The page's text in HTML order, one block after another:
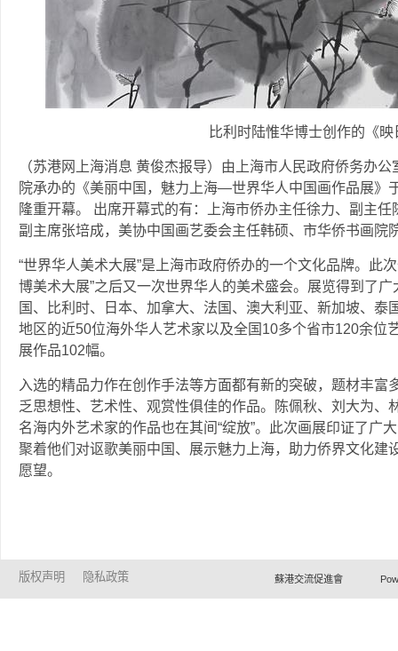
比利时陆惟华博士创作的《
（苏港网上海消息 黄俊杰报导）由上海市人民政府侨务办
院承办的《美丽中国，魅力上海—世界华人中国画作品展》
隆重开幕。 出席开幕式的有：上海市侨办主任徐力、副主
副主席张培成，美协中国画艺委会主任韩硕、市华侨书画院
“世界华人美术大展”是上海市政府侨办的一个文化品牌。此
博美术大展”之后又一次世界华人的美术盛会。展览得到了
国、比利时、日本、加拿大、法国、澳大利亚、新加坡、
地区的近50位海外华人艺术家以及全国10多个省市120余位
展作品102幅。
入选的精品力作在创作手法等方面都有新的突破，题材丰富
乏思想性、艺术性、观赏性俱佳的作品。陈佩秋、刘大为、
名海内外艺术家的作品也在其间“绽放”。此次画展印证了广
聚着他们对讴歌美丽中国、展示魅力上海，助力侨界文化建
愿望。
版权声明 隐私政策 蘇港交流促進會